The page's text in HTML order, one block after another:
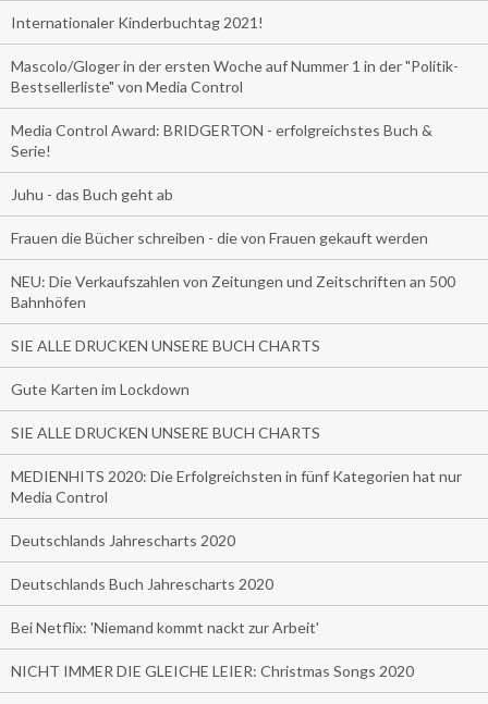
Internationaler Kinderbuchtag 2021!
Mascolo/Gloger in der ersten Woche auf Nummer 1 in der "Politik-
Bestsellerliste" von Media Control
Media Control Award: BRIDGERTON - erfolgreichstes Buch &
Serie!
Juhu - das Buch geht ab
Frauen die Bücher schreiben - die von Frauen gekauft werden
NEU: Die Verkaufszahlen von Zeitungen und Zeitschriften an 500
Bahnhöfen
SIE ALLE DRUCKEN UNSERE BUCH CHARTS
Gute Karten im Lockdown
SIE ALLE DRUCKEN UNSERE BUCH CHARTS
MEDIENHITS 2020: Die Erfolgreichsten in fünf Kategorien hat nur
Media Control
Deutschlands Jahrescharts 2020
Deutschlands Buch Jahrescharts 2020
Bei Netflix: 'Niemand kommt nackt zur Arbeit'
NICHT IMMER DIE GLEICHE LEIER: Christmas Songs 2020